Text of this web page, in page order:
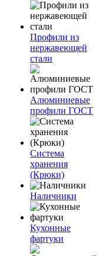
Профили из
нержавеющей
стали
Алюминиевые
профили ГОСТ
Система
хранения
(Крюки)
Наличники
Кухонные
фартуки